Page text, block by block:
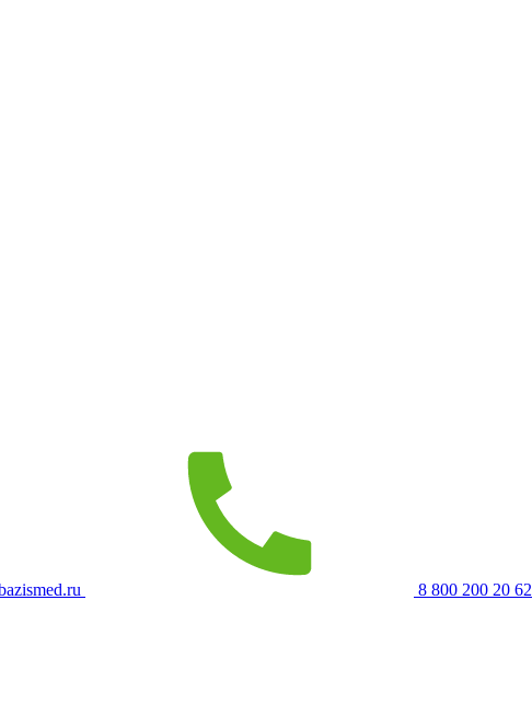
8 800 200 20 62